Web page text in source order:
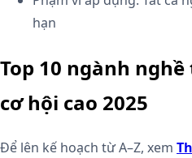
hạn
Top 10 ngành
cơ hội cao 2025
Để lên kế hoạch từ A–Z, xem